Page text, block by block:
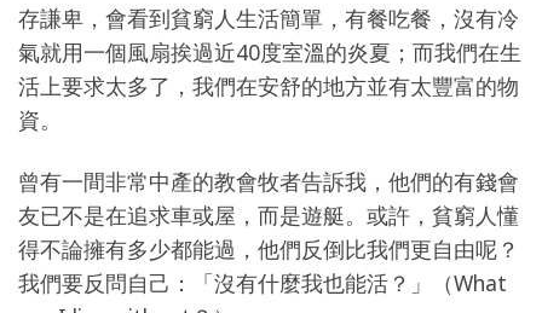
存謙卑，會看到貧窮人生活簡單，有餐吃餐，沒有冷
氣就用一個風扇挨過近40度室溫的炎夏；而我們在生
活上要求太多了，我們在安舒的地方並有太豐富的物
資。
曾有一間非常中產的教會牧者告訴我，他們的有錢會
友已不是在追求車或屋，而是遊艇。或許，貧窮人懂
得不論擁有多少都能過，他們反倒比我們更自由呢？
我們要反問自己：「沒有什麼我也能活？」（What